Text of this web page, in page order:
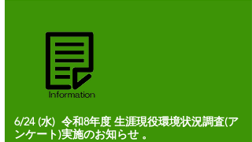
6/24 (水) 令和8年度 生涯現役環境状況調査(ア
ンケート)実施のお知らせ 。